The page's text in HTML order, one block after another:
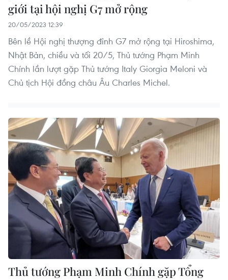
giới tại hội nghị G7 mở rộng
20/05/2023 12:39
Bên lề Hội nghị thượng đỉnh G7 mở rộng tại Hiroshima,
Nhật Bản, chiều và tối 20/5, Thủ tướng Phạm Minh
Chính lần lượt gặp Thủ tướng Italy Giorgia Meloni và
Chủ tịch Hội đồng châu Âu Charles Michel.
Thủ tướng Phạm Minh Chính gặp Tổng